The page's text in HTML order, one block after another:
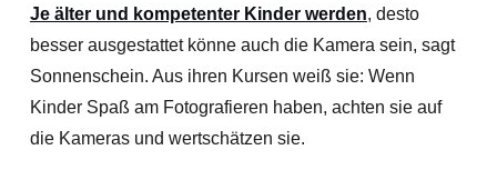
Je älter und kompetenter Kinder werden, desto
besser ausgestattet könne auch die Kamera sein, sagt
Sonnenschein. Aus ihren Kursen weiß sie: Wenn
Kinder Spaß am Fotografieren haben, achten sie auf
die Kameras und wertschätzen sie.